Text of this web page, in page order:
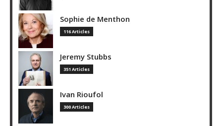
Sophie de Menthon
116 Articles
Jeremy Stubbs
351 Articles
Ivan Rioufol
300 Articles